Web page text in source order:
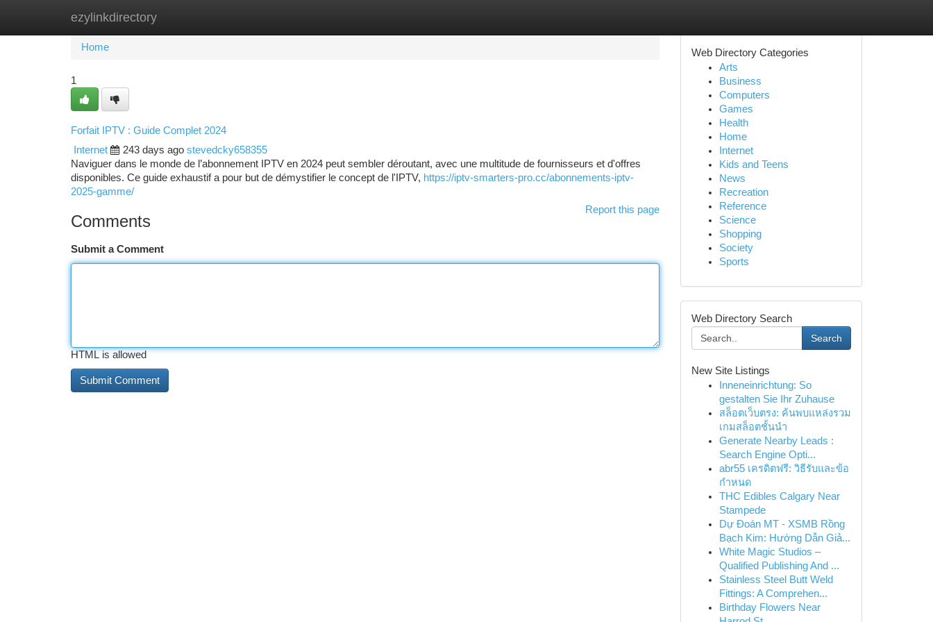
ezylinkdirectory
Home New Site Listings
Home
1
Forfait IPTV : Guide Complet 2024
Internet
243 days ago stevedcky658355
Naviguer dans le monde de l’abonnement IPTV en 2024 peut sembler déroutant, avec une multitude de fournisseurs et d'offres
disponibles. Ce guide exhaustif a pour but de démystifier le concept de l'IPTV, https://iptv-smarters-pro.cc/abonnements-iptv-
2025-gamme/
Report this page
Comments
Submit a Comment
HTML is allowed
Web Directory Categories
Arts
Business
Computers
Games
Health
Home
Internet
Kids and Teens
News
Recreation
Reference
Science
Shopping
Society
Sports
Web Directory Search
Search
New Site Listings
Inneneinrichtung: So
gestalten Sie Ihr Zuhause
สล็อตเว็บตรง: ค้นพบแหล่งรวม
เกมสล็อตชั้นนำ
Generate Nearby Leads :
Search Engine Opti...
abr55 เครดิตฟรี: วิธีรับและข้อ
กำหนด
THC Edibles Calgary Near
Stampede
Dự Đoán MT - XSMB Rồng
Bạch Kim: Hướng Dẫn Giả...
White Magic Studios –
Qualified Publishing And ...
Stainless Steel Butt Weld
Fittings: A Comprehen...
Birthday Flowers Near